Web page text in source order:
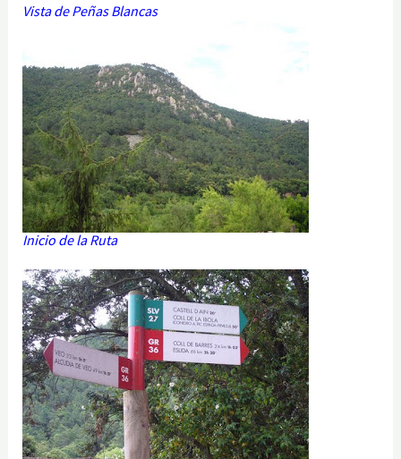
Vista de Peñas Blancas
Inicio de la Ruta